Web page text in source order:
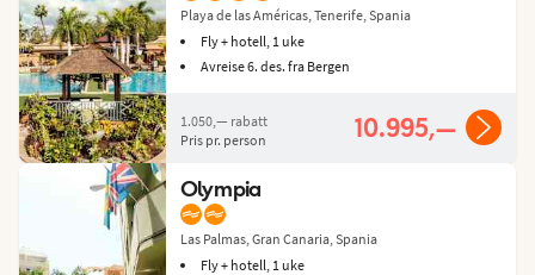
Playa de las Américas, Tenerife, Spania
Fly + hotell, 1 uke
Avreise 6. des. fra Bergen
1.050,— rabatt
Pris pr. person
10.995,—
Olympia
Las Palmas, Gran Canaria, Spania
Fly + hotell, 1 uke